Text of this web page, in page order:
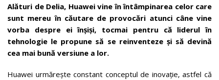
Alături de Delia, Huawei vine în întâmpinarea celor care
sunt mereu în căutare de provocări atunci câne vine
vorba despre ei înșiși, tocmai pentru că liderul în
tehnologie le propune să se reinventeze și să devină
cea mai bună versiune a lor.
Huawei urmărește constant conceptul de inovație, astfel că